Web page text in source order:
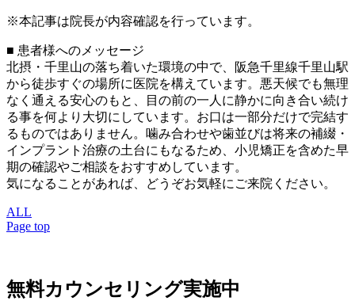
※本記事は院長が内容確認を行っています。
■ 患者様へのメッセージ
北摂・千里山の落ち着いた環境の中で、阪急千里線千里山駅
から徒歩すぐの場所に医院を構えています。悪天候でも無理
なく通える安心のもと、目の前の一人に静かに向き合い続け
る事を何より大切にしています。お口は一部分だけで完結す
るものではありません。噛み合わせや歯並びは将来の補綴・
インプラント治療の土台にもなるため、小児矯正を含めた早
期の確認やご相談をおすすめしています。
気になることがあれば、どうぞお気軽にご来院ください。
ALL
Page top
無料カウンセリング実施中